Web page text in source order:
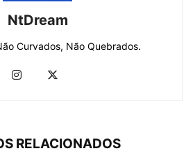
NtDream
Curvados, Não Quebrados.
RELACIONADOS